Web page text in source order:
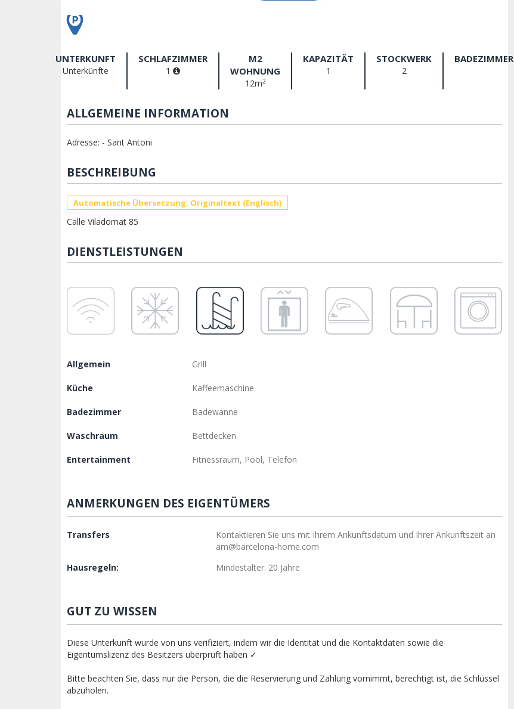
UNTERKUNFT
Unterkünfte
SCHLAFZIMMER
1
M2
WOHNUNG
12m2
KAPAZITÄT
1
STOCKWERK
2
BADEZIMMER
ALLGEMEINE INFORMATION
Adresse: - Sant Antoni
BESCHREIBUNG
Automatische Übersetzung: Originaltext (Englisch)
Calle Viladomat 85
DIENSTLEISTUNGEN
Allgemein Grill
Küche Kaffeemaschine
Badezimmer Badewanne
Waschraum Bettdecken
Entertainment Fitnessraum, Pool, Telefon
ANMERKUNGEN DES EIGENTÜMERS
Transfers
Kontaktieren Sie uns mit Ihrem Ankunftsdatum und Ihrer Ankunftszeit an
am@barcelona-home.com
Hausregeln:
Mindestalter: 20 Jahre
GUT ZU WISSEN
Diese Unterkunft wurde von uns verifiziert, indem wir die Identität und die Kontaktdaten sowie die
Eigentumslizenz des Besitzers überprüft haben ✓
Bitte beachten Sie, dass nur die Person, die die Reservierung und Zahlung vornimmt, berechtigt ist, die Schlüssel
abzuholen.